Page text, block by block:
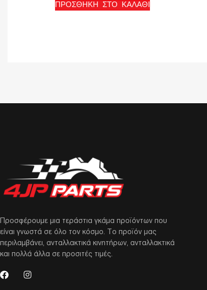
ΠΡΟΣΘΉΚΗ ΣΤΟ ΚΑΛΆΘΙ
Προσφέρουμε μια τεράστια γκάμα προϊόντων που
είναι γνωστά σε όλο τον κόσμο. Το προϊόν μας
περιλαμβάνει, ανταλλακτικά κινητήρων, ανταλλακτικά
και πολλά άλλα σε προσιτές τιμές.